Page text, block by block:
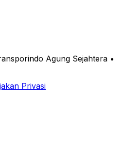
Agung Sejahtera •
Privasi